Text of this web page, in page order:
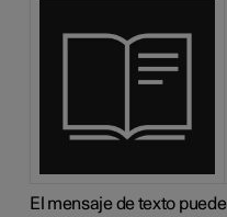
El mensaje de texto